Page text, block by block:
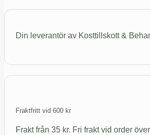
Din leverantör av Kosttillskott &
Fraktfritt vid 600 kr
Frakt från 35 kr. Fri frakt vid order